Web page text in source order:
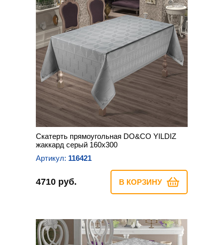
Скатерть прямоугольная DO&CO YILDIZ
жаккард серый 160х300
Артикул: 116421
4710 руб. В КОРЗИНУ